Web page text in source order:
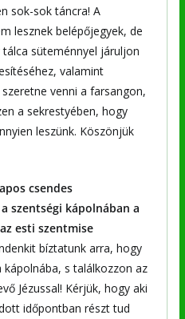
sok-sok táncra! A
lesznek belépőjegyek, de
süteménnyel járuljon
valamint
venni a farsangon,
a sekrestyében, hogy
leszünk. Köszönjük
csendes
szentségi kápolnában a
esti szentmise
bíztatunk arra, hogy
s találkozzon az
Jézussal! Kérjük, hogy aki
időpontban részt tud